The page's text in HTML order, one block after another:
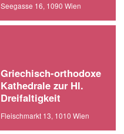
Seegasse 16, 1090 Wien
Griechisch-orthodoxe
Kathedrale zur Hl.
Dreifaltigkeit
Fleischmarkt 13, 1010 Wien